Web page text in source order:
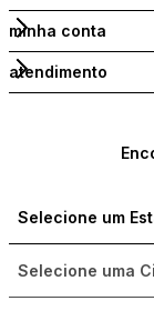
minha conta
atendimento